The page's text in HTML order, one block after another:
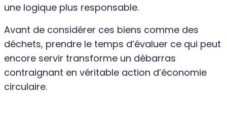
une logique plus responsable.
Avant de considérer ces biens comme des
déchets, prendre le temps d’évaluer ce qui peut
encore servir transforme un débarras
contraignant en véritable action d’économie
circulaire.